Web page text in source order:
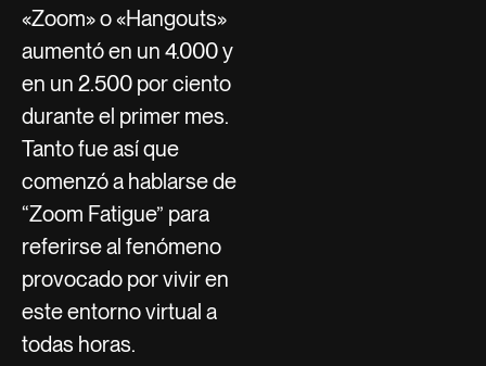
«Zoom» o «Hangouts»
aumentó en un 4.000 y
en un 2.500 por ciento
durante el primer mes.
Tanto fue así que
comenzó a hablarse de
“Zoom Fatigue” para
referirse al fenómeno
provocado por vivir en
este entorno virtual a
todas horas.